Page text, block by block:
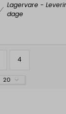
Lagervare -
dage
4
20